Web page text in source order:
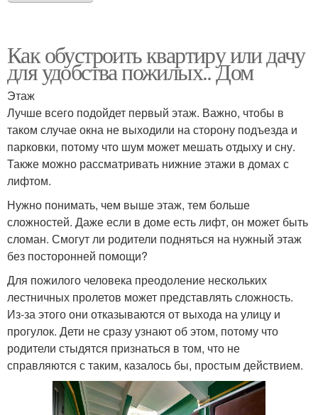
Как обустроить квартиру или дачу
для удобства пожилых.. Дом
Этаж
Лучше всего подойдет первый этаж. Важно, чтобы в
таком случае окна не выходили на сторону подъезда и
парковки, потому что шум может мешать отдыху и сну.
Также можно рассматривать нижние этажи в домах с
лифтом.
Нужно понимать, чем выше этаж, тем больше
сложностей. Даже если в доме есть лифт, он может быть
сломан. Смогут ли родители подняться на нужный этаж
без посторонней помощи?
Для пожилого человека преодоление нескольких
лестничных пролетов может представлять сложность.
Из-за этого они отказываются от выхода на улицу и
прогулок. Дети не сразу узнают об этом, потому что
родители стыдятся признаться в том, что не
справляются с таким, казалось бы, простым действием.